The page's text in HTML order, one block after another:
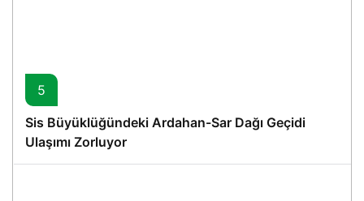
5
Sis Büyüklüğündeki Ardahan-Sar Dağı Geçidi
Ulaşımı Zorluyor